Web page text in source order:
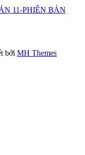
11-PHIÊN BẢN
bởi MH Themes